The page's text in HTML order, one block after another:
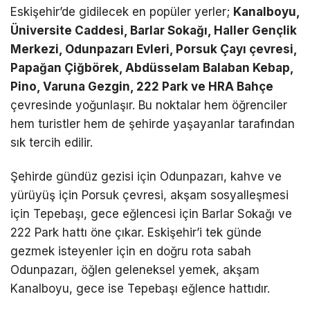
Eskişehir’de gidilecek en popüler yerler; Kanalboyu,
Üniversite Caddesi, Barlar Sokağı, Haller Gençlik
Merkezi, Odunpazarı Evleri, Porsuk Çayı çevresi,
Papağan Çiğbörek, Abdüsselam Balaban Kebap,
Pino, Varuna Gezgin, 222 Park ve HRA Bahçe
çevresinde yoğunlaşır. Bu noktalar hem öğrenciler
hem turistler hem de şehirde yaşayanlar tarafından
sık tercih edilir.
Şehirde gündüz gezisi için Odunpazarı, kahve ve
yürüyüş için Porsuk çevresi, akşam sosyalleşmesi
için Tepebaşı, gece eğlencesi için Barlar Sokağı ve
222 Park hattı öne çıkar. Eskişehir’i tek günde
gezmek isteyenler için en doğru rota sabah
Odunpazarı, öğlen geleneksel yemek, akşam
Kanalboyu, gece ise Tepebaşı eğlence hattıdır.